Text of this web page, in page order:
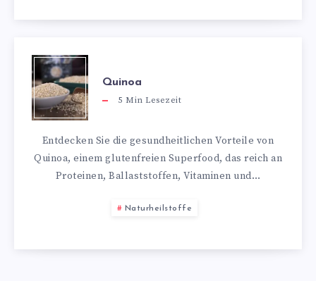
Quinoa
5 Min Lesezeit
Entdecken Sie die gesundheitlichen Vorteile von
Quinoa, einem glutenfreien Superfood, das reich an
Proteinen, Ballaststoffen, Vitaminen und…
Naturheilstoffe